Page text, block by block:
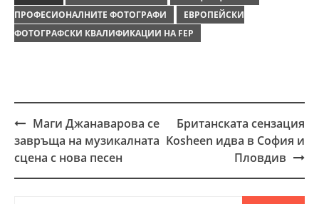
ПРОФЕСИОНАЛНИТЕ ФОТОГРАФИ
ЕВРОПЕЙСКИ
ФОТОГРАФСКИ КВАЛИФИКАЦИИ НА FEP
Post
navigation
Маги Джанаварова се
завръща на музикалната
сцена с нова песен
Британската сензация
Kosheen идва в София и
Пловдив